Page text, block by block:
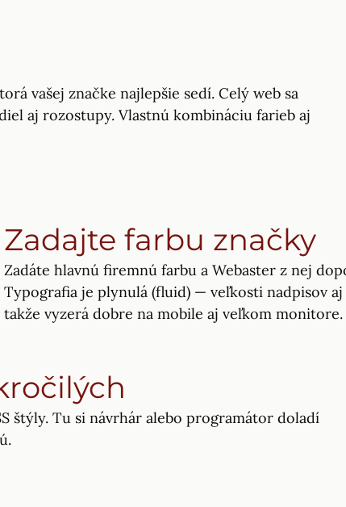
vašej značke najlepšie sedí. Celý web sa
aj rozostupy. Vlastnú kombináciu farieb aj
Zadajte farbu značky
Zadáte hlavnú firemnú farbu a Webaster z nej
Typografia je plynulá (fluid) — veľkosti nadpisov
takže vyzerá dobre na mobile aj veľkom monitore.
štýly. Tu si návrhár alebo programátor doladí